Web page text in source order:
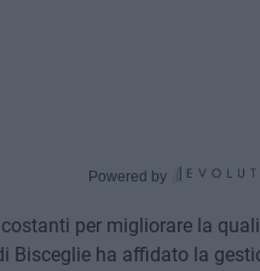
Powered by
per migliorare la
Bisceglie ha affidato la